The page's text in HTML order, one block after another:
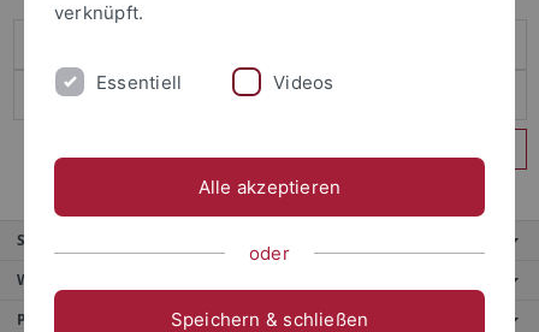
Service
Weitere Angebote
Portale
verknüpft.
Essentiell Videos
Alle akzeptieren
oder
Speichern & schließen